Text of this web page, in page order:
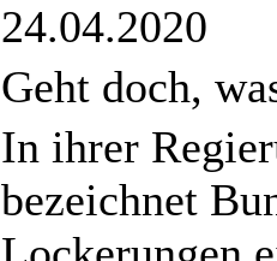
24.04.2020
Geht doch,
In ihrer
bezeichnet